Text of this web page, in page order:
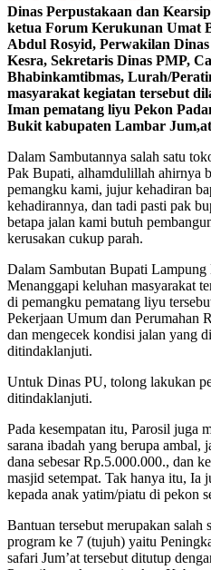
Dinas Perpustakaan dan
ketua Forum Kerukunan Umat
Abdul Rosyid, Perwakilan
Kesra, Sekretaris Dinas PMP,
Bhabinkamtibmas, Lurah/
masyarakat kegiatan tersebut
Iman pematang liyu Pekon
Bukit kabupaten Lambar Jum,at
Dalam Sambutannya salah satu
Pak Bupati, alhamdulillah ahirnya
pemangku kami, jujur kehadiran
kehadirannya, dan tadi pasti pak
betapa jalan kami butuh
kerusakan cukup parah.
Dalam Sambutan Bupati
Menanggapi keluhan masyarakat
di pemangku pematang liyu
Pekerjaan Umum dan Perumahan
dan mengecek kondisi jalan yang
ditindaklanjuti.
Untuk Dinas PU, tolong lakukan
ditindaklanjuti.
Pada kesempatan itu, Parosil juga
sarana ibadah yang berupa ambal,
dana sebesar Rp.5.000.000., dan
masjid setempat. Tak hanya itu, Ia
kepada anak yatim/piatu di pekon
Bantuan tersebut merupakan
program ke 7 (tujuh) yaitu
safari Jum’at tersebut ditutup